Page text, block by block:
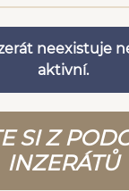
neexistuje
aktivní.
SI Z
INZERÁTŮ